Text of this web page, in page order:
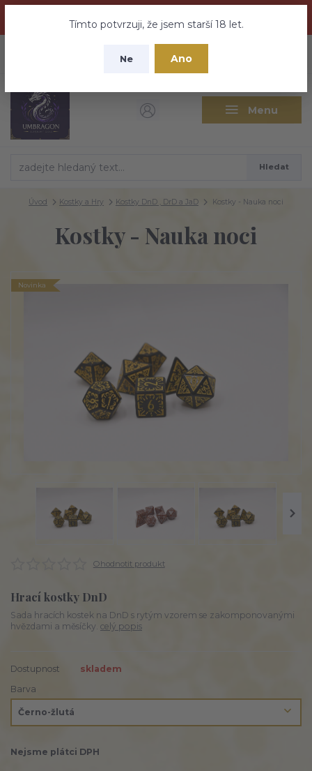
nebuďte vyděšeni zde najdete vše a ještě mnohem víc
Tímto potvrzuji, že jsem starší 18 let.
Ne Ano
Menu
CZK
Hledat
Úvod Kostky a Hry Kostky DnD , DrD a JaD Kostky - Nauka noci
Kostky - Nauka noci
Novinka
Ohodnotit produkt
Hrací kostky DnD
Sada hracích kostek na DnD s rytým vzorem se zakomponovanými
hvězdami a měsíčky. celý popis
Dostupnost
skladem
Barva
Nejsme plátci DPH